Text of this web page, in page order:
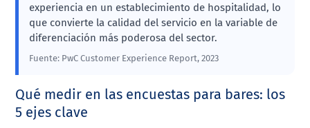
experiencia en un establecimiento de hospitalidad, lo
que convierte la calidad del servicio en la variable de
diferenciación más poderosa del sector.
Fuente: PwC Customer Experience Report, 2023
Qué medir en las encuestas para bares: los
5 ejes clave